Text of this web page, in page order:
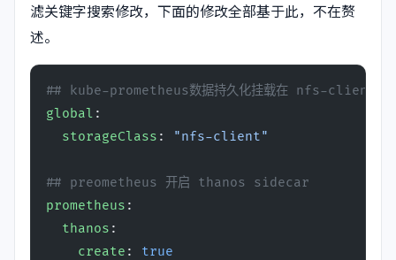
滤关键字搜索修改，下面的修改全部基于此，不在赘
述。
## kube-prometheus数据持久化挂载在 nfs-client 下
global :
  storageClass
: "nfs-client"
## preometheus 开启 thanos sidecar
prometheus :
  thanos
:
    create
: true